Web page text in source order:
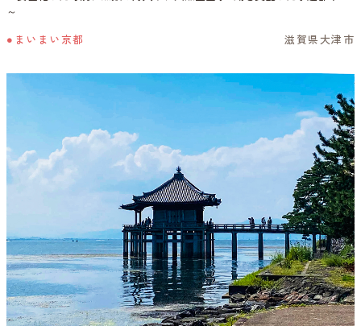
～
●まいまい京都 滋賀県大津市